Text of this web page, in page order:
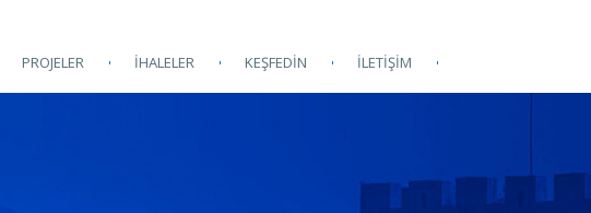
PROJELER İHALELER KEŞFEDİN İLETİŞİM